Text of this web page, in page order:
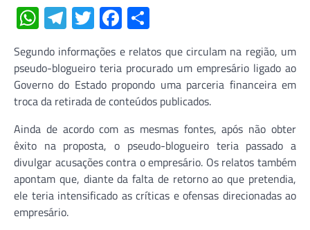
WhatsApp
Telegram
TwitterFacebook
Segundo informações e relatos que circulam na região, um
pseudo-blogueiro teria procurado um empresário ligado ao
Governo do Estado propondo uma parceria financeira em
troca da retirada de conteúdos publicados.
Ainda de acordo com as mesmas fontes, após não obter
êxito na proposta, o pseudo-blogueiro teria passado a
divulgar acusações contra o empresário. Os relatos também
apontam que, diante da falta de retorno ao que pretendia,
ele teria intensificado as críticas e ofensas direcionadas ao
empresário.